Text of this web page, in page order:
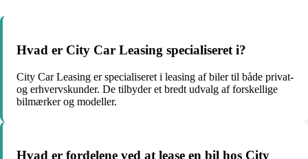
Hvad er City Car Leasing specialiseret i?
City Car Leasing er specialiseret i leasing af biler til både privat-
og erhvervskunder. De tilbyder et bredt udvalg af forskellige
bilmærker og modeller.
Hvad er fordelene ved at lease en bil hos City